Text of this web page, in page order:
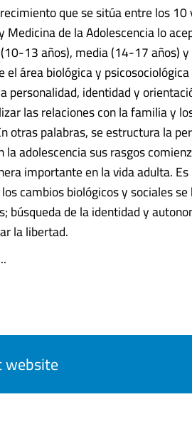
que se sitúa entre los
Medicina de la Adolescencia lo
13 años), media (14-17 años)
área biológica y
personalidad, identidad y
las relaciones con la familia y
otras palabras, se estructura la
adolescencia sus rasgos
importante en la vida adulta.
cambios biológicos y sociales
búsqueda de la identidad y
la libertad.